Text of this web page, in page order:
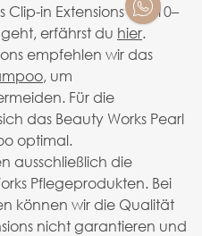
in Extensions alle 10–
erfährst du hier.
empfehlen wir das
, um
Für die
das Beauty Works Pearl
optimal.
ausschließlich die
Pflegeprodukten. Bei
können wir die Qualität
nicht garantieren und